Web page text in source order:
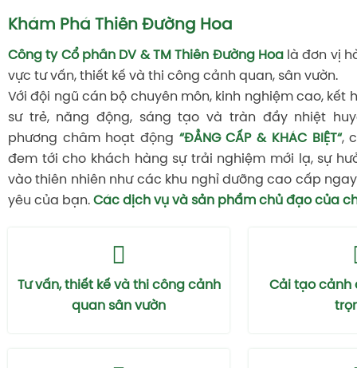
Khám Phá Thiên Đường Hoa
Công ty Cổ phần DV & TM Thiên Đường Hoa là đơn vị
vực tư vấn, thiết kế và thi công cảnh quan, sân vườn.
Với đội ngũ cán bộ chuyên môn, kinh nghiệm cao, kết
sư trẻ, năng động, sáng tạo và tràn đầy nhiệt
phương châm hoạt động “ĐẲNG CẤP & KHÁC BIỆT“,
đem tới cho khách hàng sự trải nghiệm mới lạ, sự
vào thiên nhiên như các khu nghỉ dưỡng cao cấp
yêu của bạn. Các dịch vụ và sản phẩm chủ đạo của
Tư vấn, thiết kế và thi công cảnh
quan sân vườn
Cải tạo cảnh